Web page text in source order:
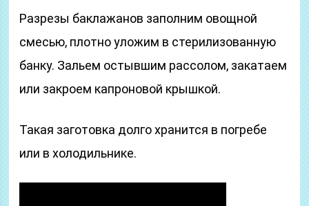
Разрезы баклажанов заполним овощной
смесью, плотно уложим в стерилизованную
банку. Зальем остывшим рассолом, закатаем
или закроем капроновой крышкой.
Такая заготовка долго хранится в погребе
или в холодильнике.